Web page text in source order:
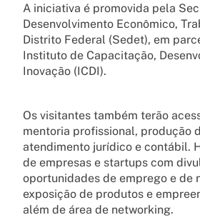
A iniciativa é promovida pela
Desenvolvimento Econômico,
Distrito Federal (Sedet), em
Instituto de Capacitação,
Inovação (ICDI).
Os visitantes também terão
mentoria profissional, produção
atendimento jurídico e contábil.
de empresas e startups com
oportunidades de emprego e de
exposição de produtos e
além de área de networking.